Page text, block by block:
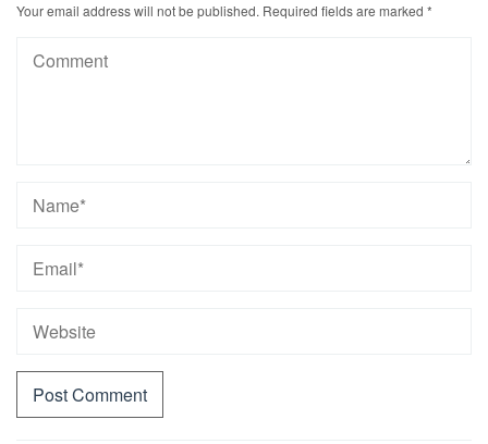
Your email address will not be published. Required fields are marked *